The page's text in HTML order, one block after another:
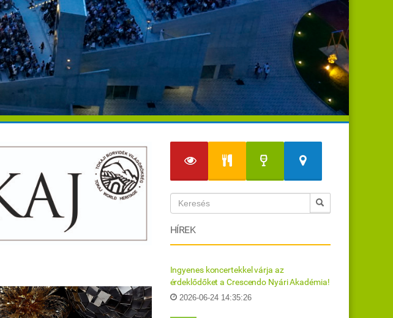
HÍREK
Ingyenes koncertekkel várja az
érdeklődőket a Crescendo Nyári Akadémia!
2026-06-24 14:35:26